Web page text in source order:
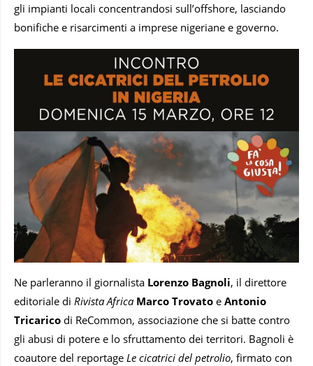
gli impianti locali concentrandosi sull’offshore, lasciando
bonifiche e risarcimenti a imprese nigeriane e governo.
Ne parleranno il giornalista Lorenzo Bagnoli, il direttore
editoriale di Rivista Africa Marco Trovato e Antonio
Tricarico di ReCommon, associazione che si batte contro
gli abusi di potere e lo sfruttamento dei territori. Bagnoli è
coautore del reportage Le cicatrici del petrolio, firmato con